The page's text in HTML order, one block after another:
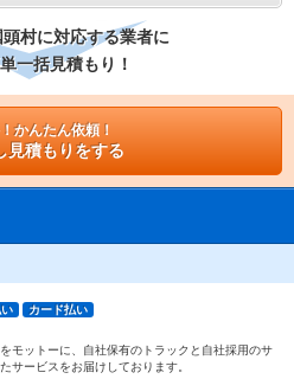
村に対応する業者に
一括見積もり！
かんたん依頼！
見積もりをする
カード払い
モットーに、自社保有のトラックと自社採用のサ
サービスをお届けしております。